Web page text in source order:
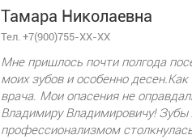
Тамара Николаевна
Тел. +7(900)755-XX-XX
Мне пришлось почти полгода
моих зубов и особенно
врача. Мои опасения не
Владимиру Владимировичу!
профессионализмом